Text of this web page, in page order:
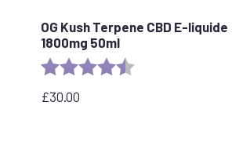
OG Kush Terpene CBD E-liquide
1800mg 50ml
Evaluation :
£30.00